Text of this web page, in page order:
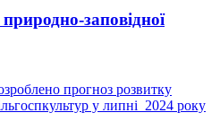
заповідної